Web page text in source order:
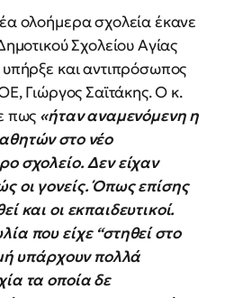
ολοήμερα σχολεία έκανε
Σχολείου Αγίας
και αντιπρόσωπος
Γιώργος Σαϊτάκης. Ο κ.
πως «ήταν αναμενόμενη η
στο νέο
σχολείο. Δεν είχαν
οι γονείς. Όπως επίσης
και οι εκπαιδευτικοί.
που είχε “στηθεί στο
υπάρχουν πολλά
τα οποία δε